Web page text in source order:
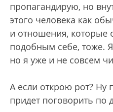
пропагандирую, но
этого человека как
и отношения, которые
подобным себе, тоже.
но я уже и не совсем
А если открою рот? Ну
придет поговорить по